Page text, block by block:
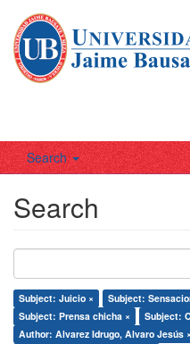
Search
Search
Subject: Juicio × Subject:
Subject: Prensa chicha ×
Subject:
Author: Alvarez Idrugo, Alvaro Jesús ×